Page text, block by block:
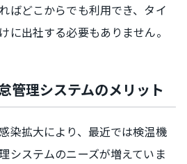
ばどこからでも利用でき、タイ
に出社する必要もありません。
管理システムのメリット
染拡大により、最近では検温機
システムのニーズが増えていま